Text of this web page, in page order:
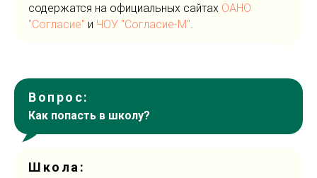
содержатся на официальных сайтах ОАНО
"Согласие" и ЧОУ "Согласие-М".
Вопрос:
Как попасть в школу?
Школа: